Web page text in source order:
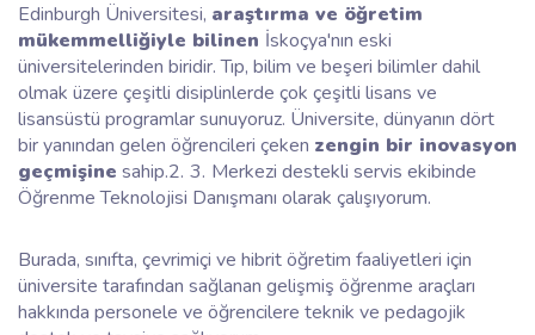
Edinburgh Üniversitesi, araştırma ve öğretim
mükemmelliğiyle bilinen İskoçya'nın eski
üniversitelerinden biridir. Tıp, bilim ve beşeri bilimler dahil
olmak üzere çeşitli disiplinlerde çok çeşitli lisans ve
lisansüstü programlar sunuyoruz. Üniversite, dünyanın dört
bir yanından gelen öğrencileri çeken zengin bir inovasyon
geçmişine sahip.2. 3. Merkezi destekli servis ekibinde
Öğrenme Teknolojisi Danışmanı olarak çalışıyorum.
Burada, sınıfta, çevrimiçi ve hibrit öğretim faaliyetleri için
üniversite tarafından sağlanan gelişmiş öğrenme araçları
hakkında personele ve öğrencilere teknik ve pedagojik